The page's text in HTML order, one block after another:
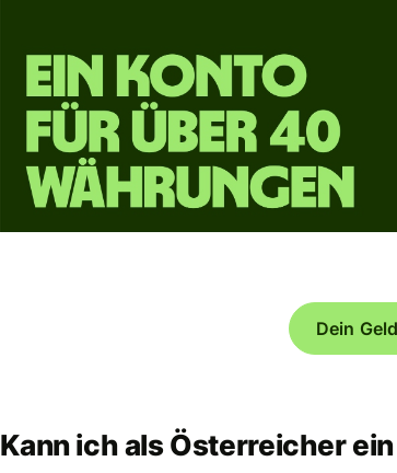
Dein
Kann ich als Österreicher